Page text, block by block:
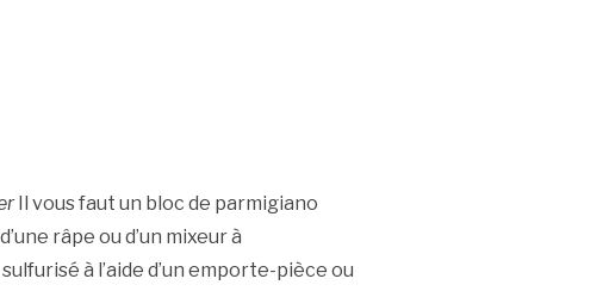
Il vous faut un bloc de parmigiano
râpe ou d’un mixeur à
à l’aide d’un emporte-pièce ou